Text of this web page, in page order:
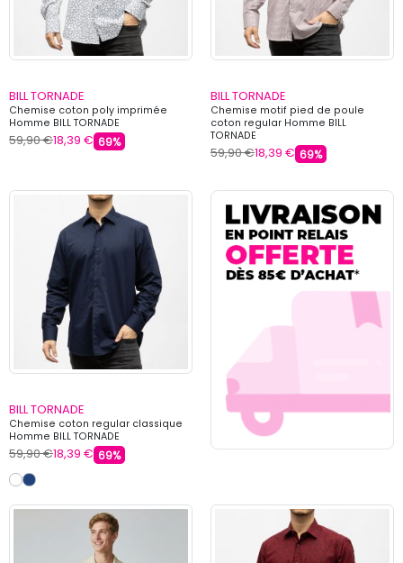
BILL TORNADE
Chemise coton poly imprimée
Homme BILL TORNADE
59,90 €18,39 € 69%
BILL TORNADE
Chemise motif pied de poule
coton regular Homme BILL
TORNADE
59,90 €18,39 € 69%
BILL TORNADE
Chemise coton regular classique
Homme BILL TORNADE
59,90 €18,39 € 69%